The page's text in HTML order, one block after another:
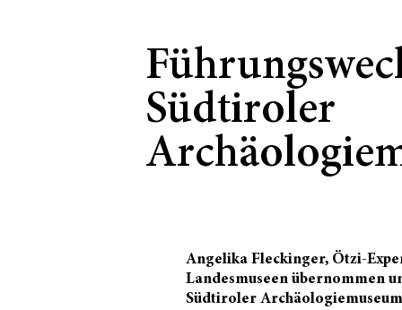
Südtiroler
Angelika Fleckinger, Ötzi-
Landesmuseen übernommen
Südtiroler